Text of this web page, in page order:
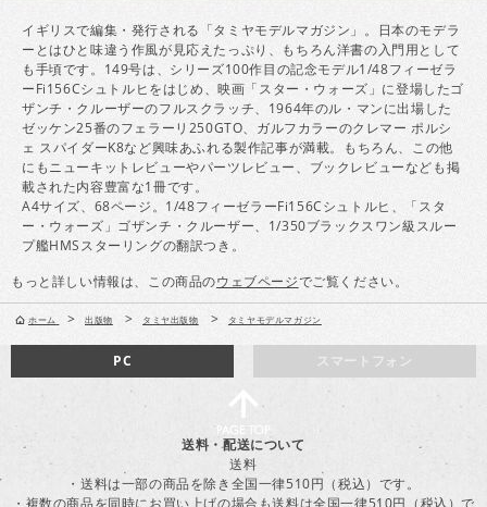
イギリスで編集・発行される「タミヤモデルマガジン」。日本のモデラ
ーとはひと味違う作風が見応えたっぷり、もちろん洋書の入門用として
も手頃です。149号は、シリーズ100作目の記念モデル1/48フィーゼラ
ーFi156Cシュトルヒをはじめ、映画「スター・ウォーズ」に登場したゴ
ザンチ・クルーザーのフルスクラッチ、1964年のル・マンに出場した
ゼッケン25番のフェラーリ250GTO、ガルフカラーのクレマー ポルシ
ェ スパイダーK8など興味あふれる製作記事が満載。もちろん、この他
にもニューキットレビューやパーツレビュー、ブックレビューなども掲
載された内容豊富な1冊です。
A4サイズ、68ページ。1/48フィーゼラーFi156Cシュトルヒ、「スタ
ー・ウォーズ」ゴザンチ・クルーザー、1/350ブラックスワン級スルー
プ艦HMSスターリングの翻訳つき。
もっと詳しい情報は、この商品のウェブページでご覧ください。
ホーム > 出版物 > タミヤ出版物 > タミヤモデルマガジン
スマートフォン
PC
送料・配送について
送料
・送料は一部の商品を除き全国一律510円（税込）です。
・複数の商品を同時にお買い上げの場合も送料は全国一律510円（税込）で